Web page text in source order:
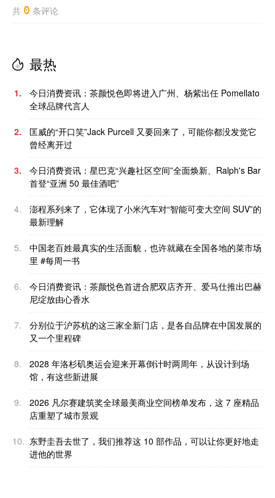
共 0 条评论
最热
1.
今日消费资讯：茶颜悦色即将进入广州、杨紫出任 Pomellato
全球品牌代言人
2.
匡威的“开口笑”Jack Purcell 又要回来了，可能你都没发觉它
曾经离开过
3.
今日消费资讯：星巴克“兴趣社区空间”全面焕新、Ralph's Bar
首登“亚洲 50 最佳酒吧”
4.
澎程系列来了，它体现了小米汽车对“智能可变大空间 SUV”的
最新理解
5.
中国老百姓最真实的生活面貌，也许就藏在全国各地的菜市场
里 #每周一书
6.
今日消费资讯：茶颜悦色首进合肥双店齐开、爱马仕推出巴赫
尼绽放由心香水
7.
分别位于沪苏杭的这三家全新门店，是各自品牌在中国发展的
又一个里程碑
8.
2028 年洛杉矶奥运会迎来开幕倒计时两周年，从设计到场
馆，有这些新进展
9.
2026 凡尔赛建筑奖全球最美商业空间榜单发布，这 7 座精品
店重塑了城市景观
10. 东野圭吾去世了，我们推荐这 10 部作品，可以让你更好地走
进他的世界